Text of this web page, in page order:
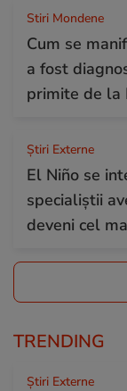
Stiri Mondene
Cum se
a fost
primite de la
Știri Externe
El Niño se
specialiștii
deveni cel
TRENDING
Știri Externe